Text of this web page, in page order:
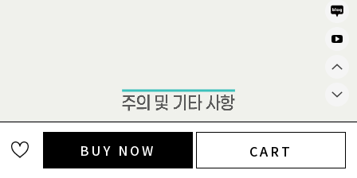
BUY NOW CART